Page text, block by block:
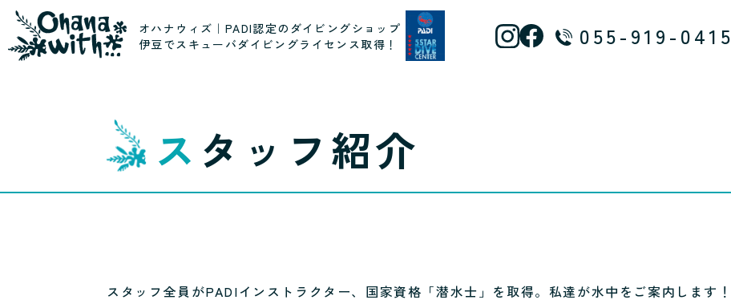
オハナウィズ｜PADI認定のダイビングショップ
伊豆でスキューバダイビングライセンス取得！
055-919-0415
スタッフ紹介
スタッフ全員がPADIインストラクター、国家資格「潜水士」を取得。私達が水中をご案内します！